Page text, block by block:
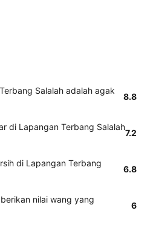
Salalah adalah agak
8.8
di Lapangan Terbang Salalah
7.2
di Lapangan Terbang
6.8
nilai wang yang
6